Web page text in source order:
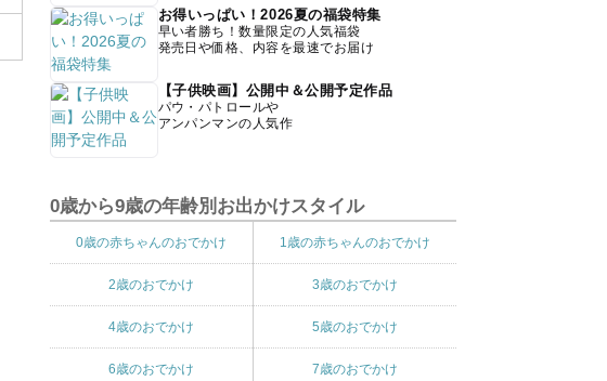
お得いっぱい！2026夏の福袋特集
早い者勝ち！数量限定の人気福袋
発売日や価格、内容を最速でお届け
【子供映画】公開中＆公開予定作品
パウ・パトロールや
アンパンマンの人気作
0歳から9歳の年齢別お出かけスタイル
0歳の赤ちゃんのおでかけ 1歳の赤ちゃんのおでかけ
2歳のおでかけ 3歳のおでかけ
4歳のおでかけ 5歳のおでかけ
6歳のおでかけ 7歳のおでかけ